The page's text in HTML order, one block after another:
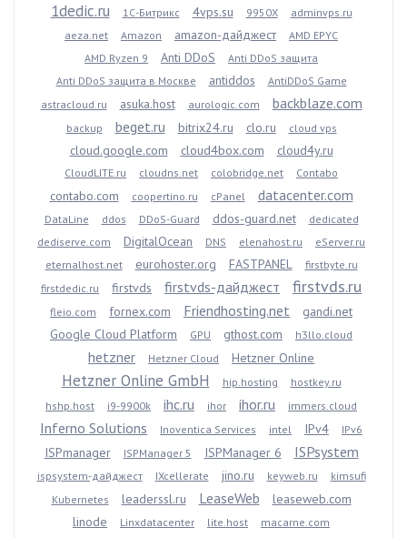
1dedic.ru 1С-Битрикс 4vps.su 9950X
adminvps.ru
aeza.net
Amazon amazon-дайджест
AMD EPYC
AMD Ryzen 9
Anti DDoS
Anti DDoS защита
Anti DDoS защита в Москве
antiddos
AntiDDoS Game
astracloud.ru
asuka.host aurologic.com backblaze.com
backup beget.ru bitrix24.ru clo.ru cloud vps
cloud.google.com cloud4box.com cloud4y.ru
CloudLITE.ru cloudns.net colobridge.net Contabo
contabo.com coopertino.ru cPanel datacenter.com
DataLine ddos DDoS-Guard ddos-guard.net
dedicated
dediserve.com
DigitalOcean DNS elenahost.ru
eServer.ru
eternalhost.net
eurohoster.org FASTPANEL
firstbyte.ru
firstdedic.ru
firstvds firstvds-дайджест firstvds.ru
fleio.com fornex.com Friendhosting.net
gandi.net
Google Cloud Platform
GPU gthost.com h3llo.cloud
hetzner Hetzner Cloud Hetzner Online
Hetzner Online GmbH hip.hosting
hostkey.ru
hshp.host
i9-9900k ihc.ru ihor ihor.ru immers.cloud
Inferno Solutions Inoventica Services intel IPv4 IPv6
ISPmanager ISPManager 5 ISPManager 6 ISPsystem
ispsystem-дайджест IXcellerate jino.ru keyweb.ru
kimsufi
Kubernetes
leaderssl.ru LeaseWeb
leaseweb.com
linode
Linxdatacenter lite.host macarne.com